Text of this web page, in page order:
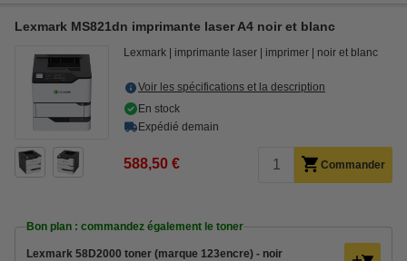
Lexmark MS821dn imprimante laser A4 noir et blanc
Lexmark imprimante laser imprimer noir et blanc
Voir les spécifications et la description
En stock
Expédié demain
588,50 € Commander
Bon plan : commandez également le toner
Lexmark 58D2000 toner (marque 123encre) - noir